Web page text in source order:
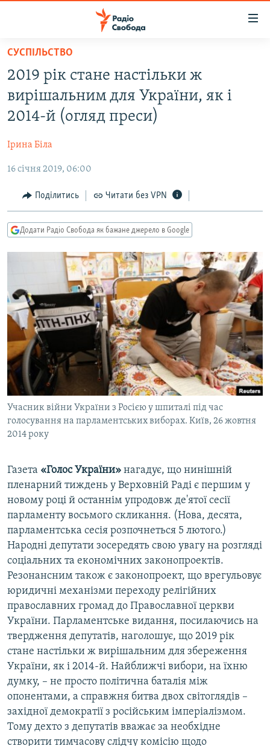
Перейти
основного
матеріалу
Перейти
до
основної
навігації
Перейти
пошуку
ВСЕ ЗА ДОБУ
СТАТТІ
СУСПІЛЬСТВО
КУЛЬТУРА
УКРАЇНА
РОСІЙСЬКА «ФІЛЬТРАЦІЯ»
ДОНБАС.РЕАЛІЇ
КРИМ.РЕАЛІЇ
СХЕМИ
КИТАЙ.ВИКЛИКИ
МУЛЬТИМЕДІА
ФОТО
СПЕЦПРОЄКТИ
ПОДКАСТИ
КРИМ РЕАЛІЇ
РУС
УКР
КТАТ
ДОЛУЧАЙСЯ!
Усі сайти RFE/RL
СУСПІЛЬСТВО
2019 рік стане настільки ж
вирішальним для України, як і
2014-й (огляд преси)
Ірина Біла
16 січня 2019, 06:00
Поділитись Читати без VPN
Додати Радіо Свобода як бажане джерело в Google
Учасник війни України з Росією у шпиталі під час
голосування на парламентських виборах. Київ, 26 жовтня
2014 року
Газета «Голос України» нагадує, що нинішній
пленарний тиждень у Верховній Раді є першим у
новому році й останнім упродовж де'ятої сесії
парламенту восьмого скликання. (Нова, десята,
парламентська сесія розпочнеться 5 лютого.)
Народні депутати зосередять свою увагу на розгляді
соціальних та економічних законопроектів.
Резонансним також є законопроект, що врегульовує
юридичні механізми переходу релігійних
православних громад до Православної церкви
України. Парламентське видання, посилаючись на
твердження депутатів, наголошує, що 2019 рік
стане настільки ж вирішальним для збереження
України, як і 2014-й. Найближчі вибори, на їхню
думку, – не просто політична баталія між
опонентами, а справжня битва двох світоглядів –
західної демократії з російським імперіалізмом.
Тому дехто з депутатів вважає за необхідне
створити тимчасову слідчу комісію щодо